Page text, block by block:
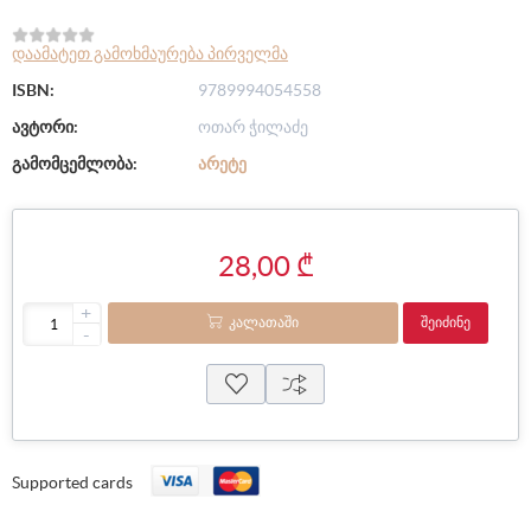
დაამატეთ გამოხმაურება პირველმა
ISBN:
9789994054558
ავტორი:
ოთარ ჭილაძე
გამომცემლობა:
ᲐᲠᲔᲢᲔ
28,00 ₾
+
-
ᲙᲐᲚᲐᲗᲐᲨᲘ ᲨᲔᲘᲫᲘᲜᲔ
Supported cards